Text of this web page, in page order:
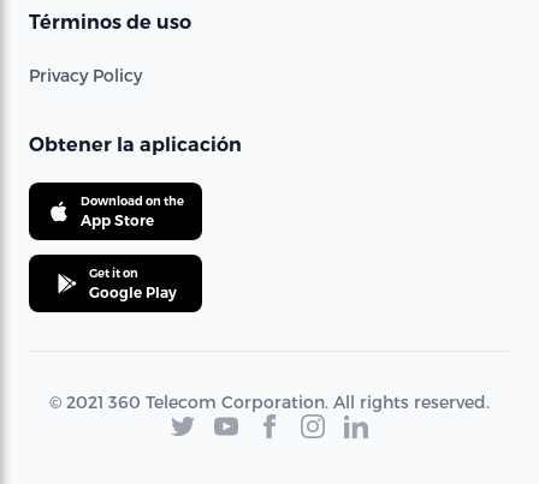
Términos de uso
Privacy Policy
Obtener la aplicación
Download on the
App Store
Get it on
Google Play
© 2021 360 Telecom Corporation. All rights reserved.